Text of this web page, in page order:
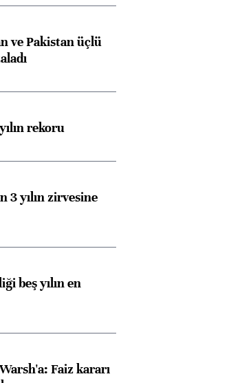
ve Pakistan üçlü
rekoru
3 yılın zirvesine
beş yılın en
Faiz kararı